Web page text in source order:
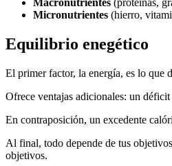
Macronutrientes (proteínas,
Micronutrientes (hierro,
Equilibrio enegético
El primer factor, la energía, es lo que
Ofrece ventajas adicionales: un
En contraposición, un excedente
Al final, todo depende de tus
objetivos.